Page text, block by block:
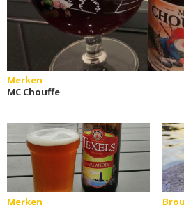
Merken
MC Chouffe
Merken